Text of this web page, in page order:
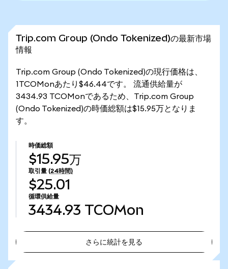
Trip.com Group (Ondo Tokenized)の最新市場
情報
Trip.com Group (Ondo Tokenized)の現行価格は、
1TCOMonあたり$46.44です。 流通供給量が
3434.93 TCOMonであるため、Trip.com Group
(Ondo Tokenized)の時価総額は$15.95万となりま
す。
時価総額
$15.95万
取引量 (24時間)
$25.01
循環供給量
3434.93 TCOMon
さらに統計を見る